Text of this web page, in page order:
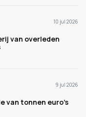
10 jul 2026
van overleden
9 jul 2026
van tonnen euro's